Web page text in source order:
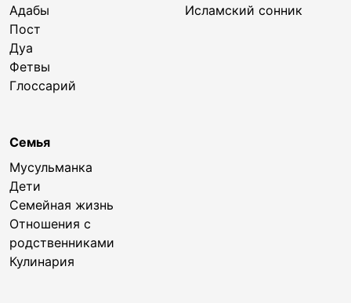
Адабы
Пост
Дуа
Фетвы
Глоссарий
Исламский сонник
Семья
Мусульманка
Дети
Семейная жизнь
Отношения с
родственниками
Кулинария